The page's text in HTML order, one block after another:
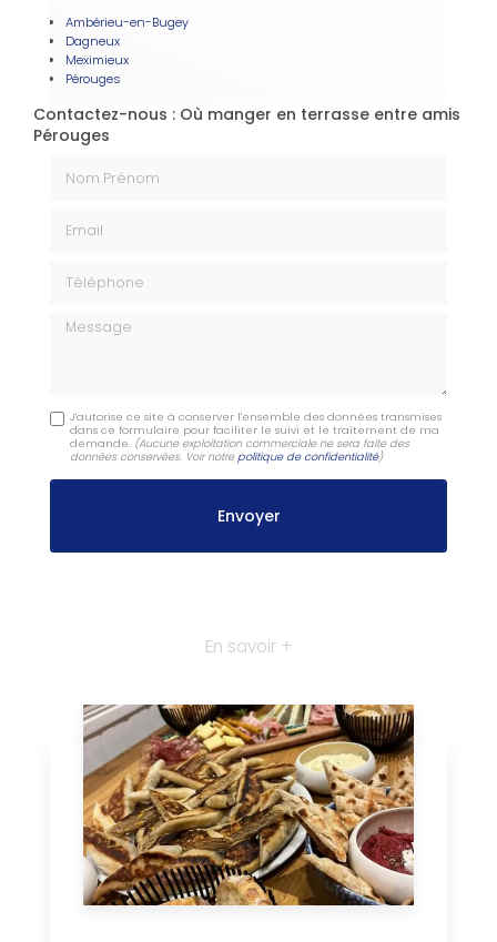
Ambérieu-en-Bugey
Dagneux
Meximieux
Pérouges
Contactez-nous : Où manger en terrasse entre amis
Pérouges
Message
J'autorise ce site à conserver l'ensemble des données transmises
dans ce formulaire pour faciliter le suivi et le traitement de ma
demande. (Aucune exploitation commerciale ne sera faite des
données conservées. Voir notrepolitique de confidentialité)
En savoir +